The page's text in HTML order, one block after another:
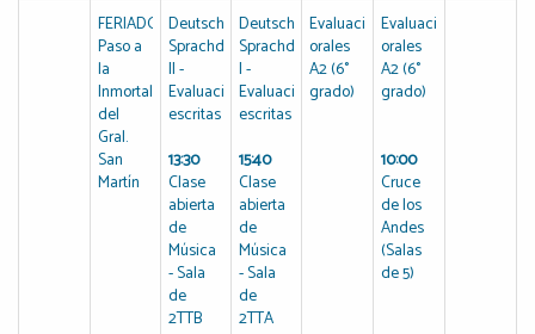
FERIADO:
Paso a
la
Inmortalidad
del
Gral.
San
Martín
Deutsches
Sprachdiplom
II -
Evaluaciones
escritas
Deutsches
Sprachdiplom
I -
Evaluaciones
escritas
Evaluaciones
orales
A2 (6°
grado)
Evaluaciones
orales
A2 (6°
grado)
13:30
Clase
abierta
de
Música
- Sala
de
2TTB
15:40
Clase
abierta
de
Música
- Sala
de
2TTA
10:00
Cruce
de los
Andes
(Salas
de 5)